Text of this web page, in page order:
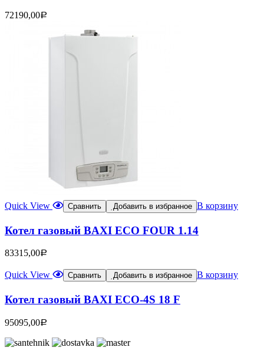
72190,00Р
Quick View Сравнить Добавить в избранное В корзину
Котел газовый BAXI ECO FOUR 1.14
83315,00Р
Quick View Сравнить Добавить в избранное В корзину
Котел газовый BAXI ECO-4S 18 F
95095,00Р